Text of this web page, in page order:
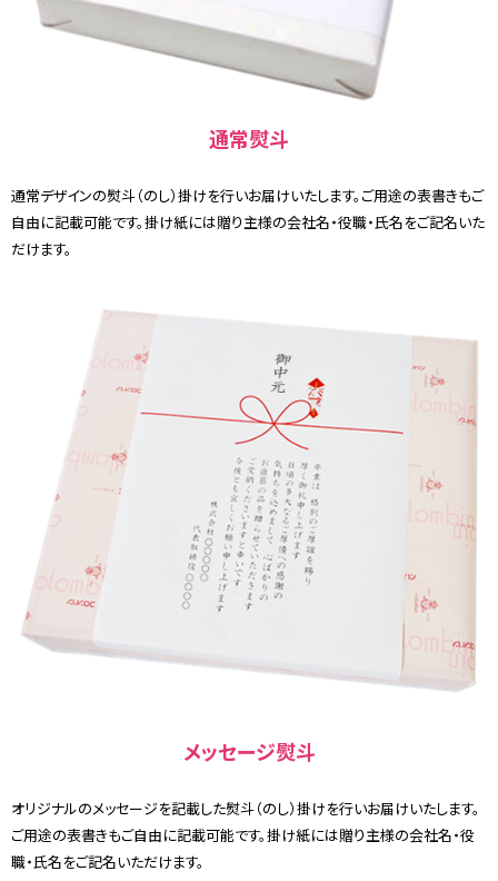
通常熨斗
通常デザインの熨斗（のし）掛けを行いお届けいたします。ご用途の表書きもご
自由に記載可能です。掛け紙には贈り主様の会社名・役職・氏名をご記名いた
だけます。
メッセージ熨斗
オリジナルのメッセージを記載した熨斗（のし）掛けを行いお届けいたします。
ご用途の表書きもご自由に記載可能です。掛け紙には贈り主様の会社名・役
職・氏名をご記名いただけます。